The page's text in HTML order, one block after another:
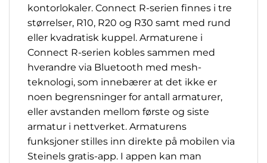
kontorlokaler. Connect R-serien finnes i tre
størrelser, R10, R20 og R30 samt med rund
eller kvadratisk kuppel. Armaturene i
Connect R-serien kobles sammen med
hverandre via Bluetooth med mesh-
teknologi, som innebærer at det ikke er
noen begrensninger for antall armaturer,
eller avstanden mellom første og siste
armatur i nettverket. Armaturens
funksjoner stilles inn direkte på mobilen via
Steinels gratis-app. I appen kan man